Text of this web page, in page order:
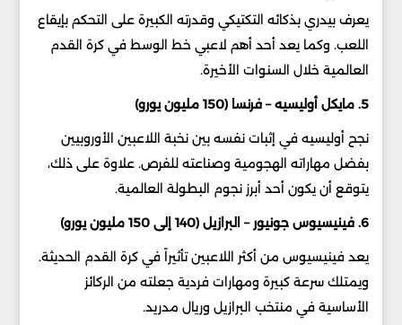
يعرف بيدري بذكائه التكتيكي وقدرته الكبيرة على التحكم بإيقاع
اللعب. وكما يعد أحد أهم لاعبي خط الوسط في كرة القدم
العالمية خلال السنوات الأخيرة.
5. مايكل أوليسيه – فرنسا (150 مليون يورو)
نجح أوليسيه في إثبات نفسه بين نخبة اللاعبين الأوروبيين
بفضل مهاراته الهجومية وصناعته للفرص. علاوة على ذلك،
يتوقع أن يكون أحد أبرز نجوم البطولة العالمية.
6. فينيسيوس جونيور – البرازيل (140 إلى 150 مليون يورو)
يعد فينيسيوس من أكثر اللاعبين تأثيراً في كرة القدم الحديثة.
ويمتلك سرعة كبيرة ومهارات فردية جعلته من الركائز
الأساسية في منتخب البرازيل وريال مدريد.